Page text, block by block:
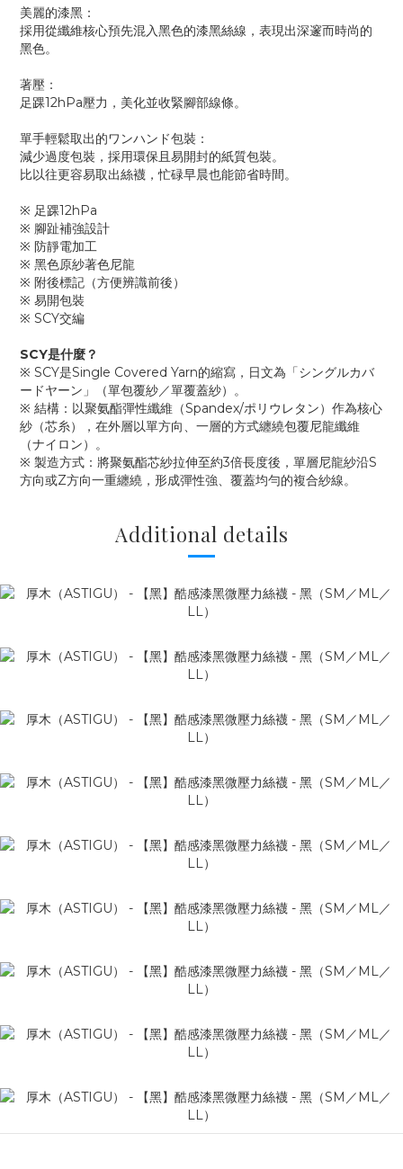
美麗的漆黑：
採用從纖維核心預先混入黑色的漆黑絲線，表現出深邃而時尚的
黑色。
著壓：
足踝12hPa壓力，美化並收緊腳部線條。
單手輕鬆取出的ワンハンド包裝：
減少過度包裝，採用環保且易開封的紙質包裝。
比以往更容易取出絲襪，忙碌早晨也能節省時間。
※ 足踝12hPa
※ 腳趾補強設計
※ 防靜電加工
※ 黑色原紗著色尼龍
※ 附後標記（方便辨識前後）
※ 易開包裝
※ SCY交編
SCY是什麼？
※ SCY是Single Covered Yarn的縮寫，日文為「シングルカバ
ードヤーン」（單包覆紗／單覆蓋紗）。
※ 結構：以聚氨酯彈性纖維（Spandex/ポリウレタン）作為核心
紗（芯糸），在外層以單方向、一層的方式纏繞包覆尼龍纖維
（ナイロン）。
※ 製造方式：將聚氨酯芯紗拉伸至約3倍長度後，單層尼龍紗沿S
方向或Z方向一重纏繞，形成彈性強、覆蓋均勻的複合紗線。
Additional details